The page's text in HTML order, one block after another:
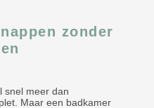
zonder
snel meer dan
Maar een badkamer